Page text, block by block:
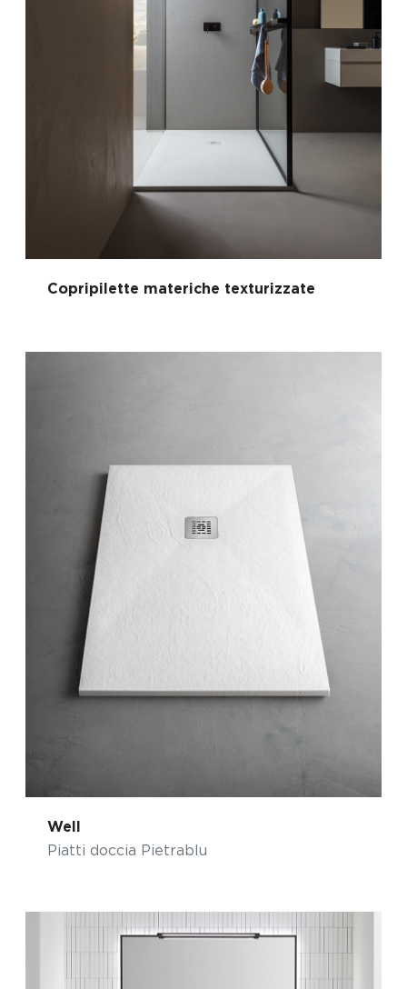
Copripilette materiche texturizzate
Well
Piatti doccia Pietrablu